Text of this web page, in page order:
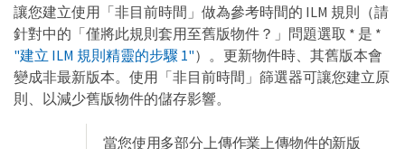
讓您建立使用「非目前時間」做為參考時間的 ILM 規則（請
針對中的「僅將此規則套用至舊版物件？」問題選取 * 是 *
"建立 ILM 規則精靈的步驟 1"）。更新物件時、其舊版本會
變成非最新版本。使用「非目前時間」篩選器可讓您建立原
則、以減少舊版物件的儲存影響。
當您使用多部分上傳作業上傳物件的新版